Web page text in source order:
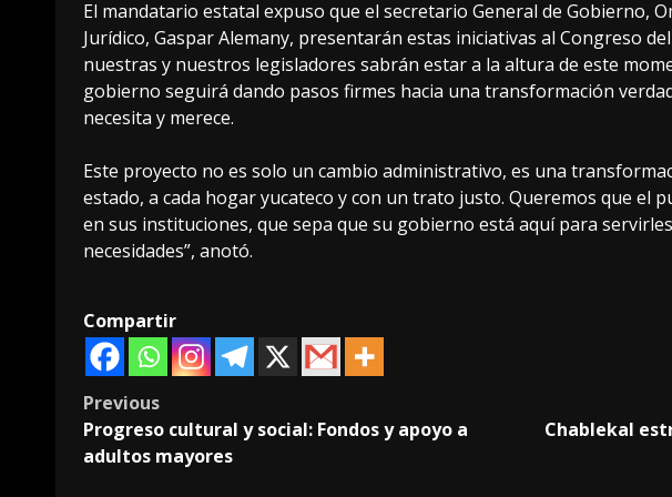
El mandatario estatal expuso que el secretario General de Gobierno,
Jurídico, Gaspar Alemany, presentarán estas iniciativas al Congreso
nuestras y nuestros legisladores sabrán estar a la altura de este
gobierno seguirá dando pasos firmes hacia una transformación
necesita y merece.
Este proyecto no es solo un cambio administrativo, es una
estado, a cada hogar yucateco y con un trato justo. Queremos que el
en sus instituciones, que sepa que su gobierno está aquí para
necesidades”, anotó.
Compartir
Post
navigation
Previous
Progreso cultural y social: Fondos y apoyo a
adultos mayores
Chablekal